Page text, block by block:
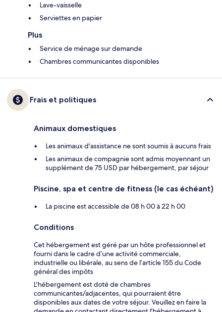
Lave-vaisselle
Serviettes en papier
Plus
Service de ménage sur demande
Chambres communicantes disponibles
Frais et politiques
Animaux domestiques
Les animaux d'assistance ne sont soumis à aucuns frais
Les animaux de compagnie sont admis moyennant un
supplément de 75 USD par hébergement, par séjour
Piscine, spa et centre de fitness (le cas échéant)
La piscine est accessible de 08 h 00 à 22 h 00
Conditions
Cet hébergement est géré par un hôte professionnel et
fourni dans le cadre d’une activité commerciale,
industrielle ou libérale, au sens de l’article 155 du Code
général des impôts
L'hébergement est doté de chambres
communicantes/adjacentes, qui pourraient être
disponibles aux dates de votre séjour. Veuillez en faire la